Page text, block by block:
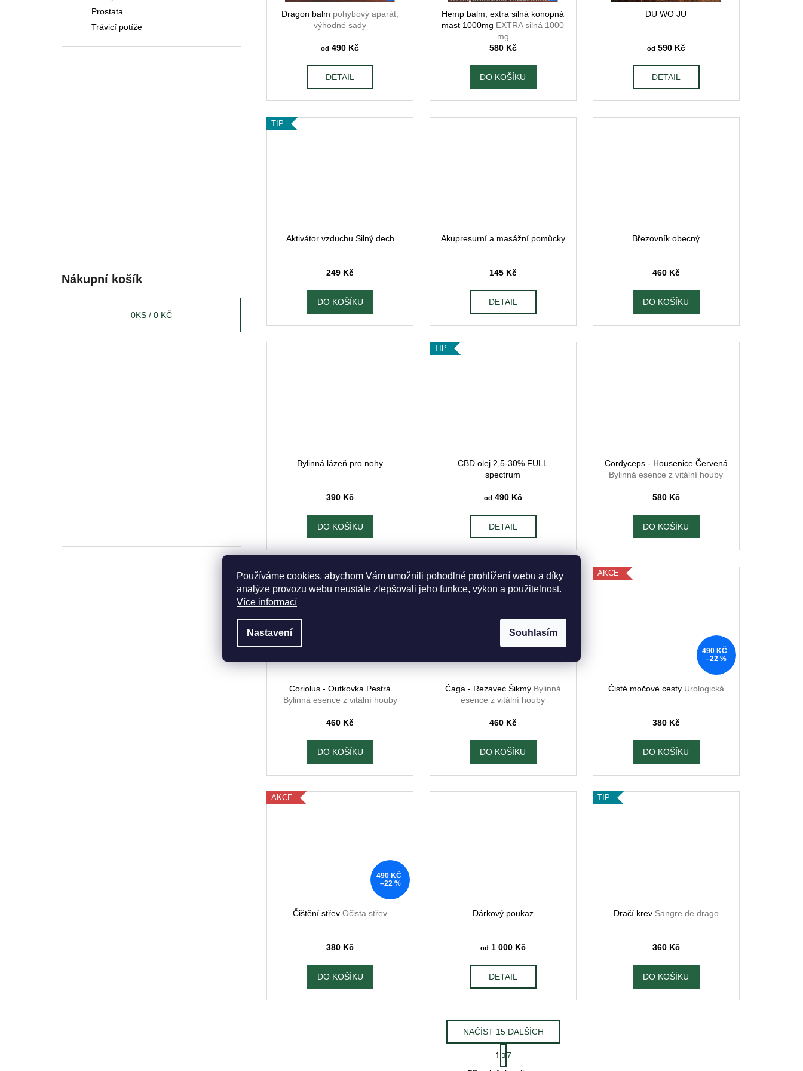
Používáme cookies, abychom Vám umožnili pohodlné prohlížení webu a díky
analýze provozu webu neustále zlepšovali jeho funkce, výkon a použitelnost.
Více informací
Nastavení Souhlasím
Prostata
Trávicí potíže
Nákupní košík
0KS / 0 KČ
Dragon balm pohybový aparát,
výhodné sady
od 490 Kč
DETAIL
Hemp balm, extra silná konopná
mast 1000mg EXTRA silná 1000
mg
580 Kč
DO KOŠÍKU
DU WO JU
od 590 Kč
DETAIL
TIP
Aktivátor vzduchu Silný dech
249 Kč
DO KOŠÍKU
Akupresurní a masážní pomůcky
145 Kč
DETAIL
Březovník obecný
460 Kč
DO KOŠÍKU
Bylinná lázeň pro nohy
390 Kč
DO KOŠÍKU
TIP
CBD olej 2,5-30% FULL
spectrum
od 490 Kč
DETAIL
Cordyceps - Housenice Červená
Bylinná esence z vitální houby
580 Kč
DO KOŠÍKU
Coriolus - Outkovka Pestrá
Bylinná esence z vitální houby
460 Kč
DO KOŠÍKU
Čaga - Rezavec Šikmý Bylinná
esence z vitální houby
460 Kč
DO KOŠÍKU
AKCE
490 KČ
–22 %
Čisté močové cesty Urologická
380 Kč
DO KOŠÍKU
AKCE
490 KČ
–22 %
Čištění střevOčista střev
380 Kč
DO KOŠÍKU
Dárkový poukaz
od 1 000 Kč
DETAIL
TIP
Dračí krev Sangre de drago
360 Kč
DO KOŠÍKU
O
NAČÍST 15 DALŠÍCH
S
t
1
7